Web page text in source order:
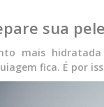
sua
mais
fica. É por